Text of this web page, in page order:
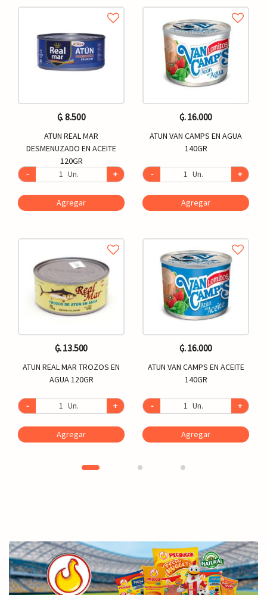
₲. 8.500
ATUN REAL MAR
DESMENUZADO EN ACEITE
120GR
-
Un. +
Agregar
₲. 13.500
ATUN REAL MAR TROZOS EN
AGUA 120GR
- Un. +
Agregar
₲. 16.000
ATUN VAN CAMPS EN AGUA
140GR
- Un. +
Agregar
₲. 16.000
ATUN VAN CAMPS EN ACEITE
140GR
- Un. +
Agregar